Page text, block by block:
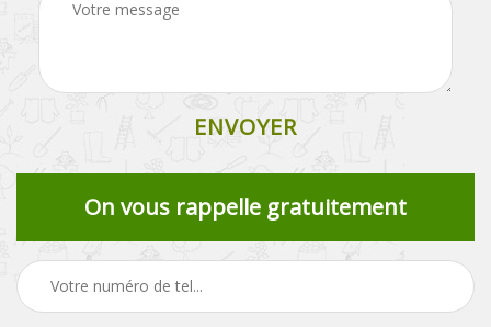
On vous rappelle gratuitement